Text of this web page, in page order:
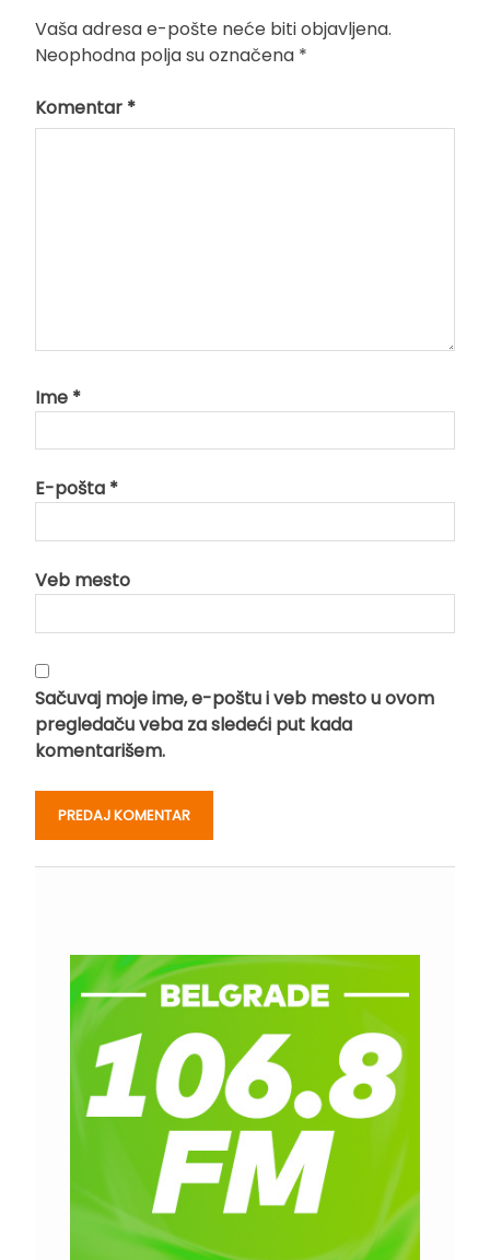
Vaša adresa e-pošte neće biti objavljena.
Neophodna polja su označena *
Komentar *
Ime *
E-pošta *
Veb mesto
Sačuvaj moje ime, e-poštu i veb mesto u ovom
pregledaču veba za sledeći put kada
komentarišem.